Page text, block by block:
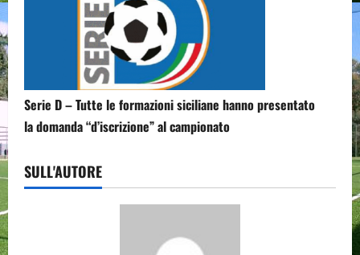
Serie D – Tutte le formazioni siciliane hanno presentato
la domanda “d’iscrizione” al campionato
SULL'AUTORE